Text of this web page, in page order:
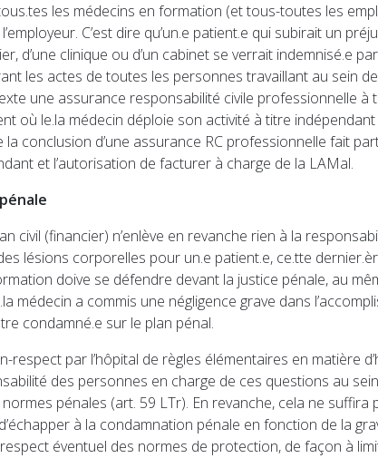
les médecins en formation (et tous-toutes les
C’est dire qu’un.e patient.e qui subirait un
d’une clinique ou d’un cabinet se verrait indemnisé.e
les actes de toutes les personnes travaillant au sein
une assurance responsabilité civile professionnelle
où le.la médecin déploie son activité à titre
la conclusion d’une assurance RC professionnelle fait
et l’autorisation de facturer à charge de la LAMal.
civil (financier) n’enlève en revanche rien à la
lésions corporelles pour un.e patient.e, ce.tte
doive se défendre devant la justice pénale, au
médecin a commis une négligence grave dans
condamné.e sur le plan pénal.
respect par l’hôpital de règles élémentaires en matière
des personnes en charge de ces questions au
pénales (art. 59 LTr). En revanche, cela ne
à la condamnation pénale en fonction de la
éventuel des normes de protection, de façon à